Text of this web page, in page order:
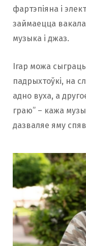
фартэпіяна і
займаецца
музыка і джаз.
Ігар можа
падрыхтоўкі, на
адно вуха, а
граю” – кажа
дазваляе яму